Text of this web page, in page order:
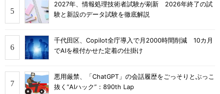
2027年、情報処理技術者試験が刷新 2026年終了の試
験と新設のデータ試験を徹底解説
千代田区、Copilot全庁導入で月2000時間削減 10カ月
でAIを根付かせた定着の仕掛け
悪用厳禁、「ChatGPT」の会話履歴をごっそりとぶっこ
抜く“AIハック”：890th Lap